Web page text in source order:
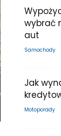
wybrać
aut
Samochody
Jak
Motoporady